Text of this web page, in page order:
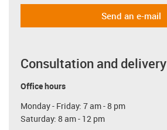
Send an e-mail
Consultation and delivery
Office hours
Monday - Friday: 7 am - 8 pm
Saturday: 8 am - 12 pm